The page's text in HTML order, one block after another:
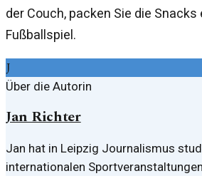
der Couch, packen Sie die
Fußballspiel.
J
Über die Autorin
Jan Richter
Jan hat in Leipzig Journalismus
internationalen